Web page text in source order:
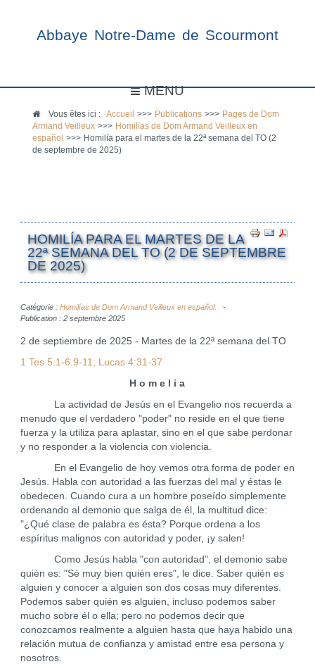
Abbaye Notre-Dame de Scourmont
MENU
Vous êtes ici :Accueil >>> Publications >>> Pages de Dom
Armand Veilleux >>> Homilías de Dom Armand Veilleux en
español
>>> Homilía para el martes de la 22ª semana del TO (2
de septembre de 2025)
HOMILÍA PARA EL MARTES DE LA
22ª SEMANA DEL TO (2 DE SEPTEMBRE
DE 2025)
Catégorie : Homilías de Dom Armand Veilleux en español.
Publication : 2 septembre 2025
2 de septiembre de 2025 - Martes de la 22ª semana del TO
1 Tes 5:1-6.9-11; Lucas 4:31-37
H o m e l i a
La actividad de Jesús en el Evangelio nos recuerda a
menudo que el verdadero "poder" no reside en el que tiene
fuerza y la utiliza para aplastar, sino en el que sabe perdonar
y no responder a la violencia con violencia.
En el Evangelio de hoy vemos otra forma de poder en
Jesús. Habla con autoridad a las fuerzas del mal y éstas le
obedecen. Cuando cura a un hombre poseído simplemente
ordenando al demonio que salga de él, la multitud dice:
"¿Qué clase de palabra es ésta? Porque ordena a los
espíritus malignos con autoridad y poder, ¡y salen!
Como Jesús habla "con autoridad", el demonio sabe
quién es: "Sé muy bien quién eres", le dice. Saber quién es
alguien y conocer a alguien son dos cosas muy diferentes.
Podemos saber quién es alguien, incluso podemos saber
mucho sobre él o ella; pero no podemos decir que
conozcamos realmente a alguien hasta que haya habido una
relación mutua de confianza y amistad entre esa persona y
nosotros.